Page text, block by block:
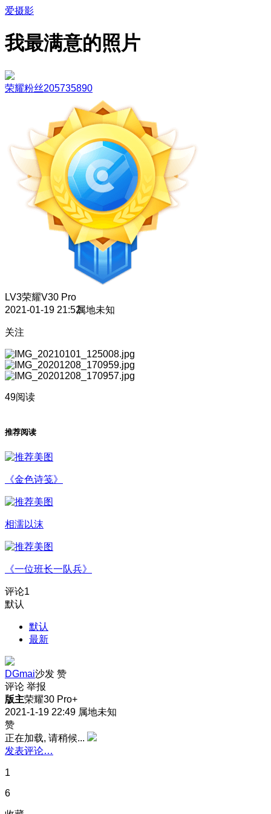
爱摄影
我最满意的照片
荣耀粉丝205735890
LV3荣耀V30 Pro
2021-01-19 21:52属地未知
关注
49阅读
推荐阅读
《金色诗笺》
相濡以沫
《一位班长一队兵》
评论1
默认
默认
最新
DGmai沙发 赞
评论 举报
版主荣耀30 Pro+
2021-1-19 22:49 属地未知
赞
正在加载, 请稍候...
发表评论…
1
6